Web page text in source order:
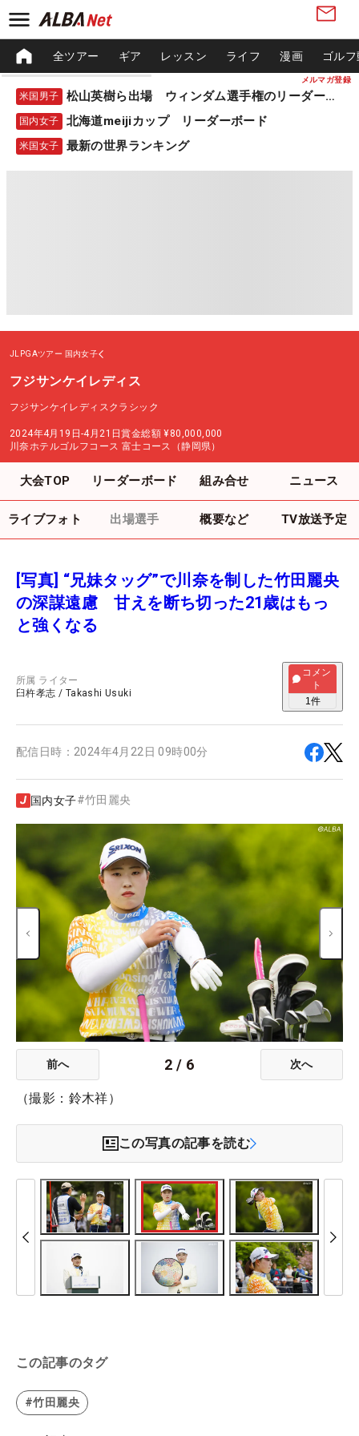
メルマガ登録
全ツアー ギア レッスン ライフ 漫画 ゴル
米国男子 松山英樹ら出場 ウィンダム選手権のリーダーボード
国内女子 北海道meijiカップ リーダーボード
米国女子 最新の世界ランキング
JLPGAツアー 国内女子
フジサンケイレディス
フジサンケイレディスクラシック
2024年4月19日-4月21日賞金総額 ¥80,000,000
川奈ホテルゴルフコース 富士コース（静岡県）
大会TOP リーダーボード 組み合せ ニュース
ライブフォト 出場選手 概要など TV放送予定
[写真] “兄妹タッグ”で川奈を制した竹田麗央
の深謀遠慮 甘えを断ち切った21歳はもっ
と強くなる
所属 ライター
臼杵孝志 / Takashi Usuki
コメン
ト
1件
配信日時： 2024年4月22日 09時00分
国内女子#竹田麗央
前へ 2 / 6 次へ
（撮影：鈴木祥）
この写真の記事を読む
この記事のタグ
#竹田麗央